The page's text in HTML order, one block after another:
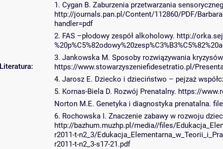
Literatura:
1. Cygan B. Zaburzenia przetwarzania
http://journals.pan.pl/Content/112860/PDF/
handler=pdf
2. FAS –płodowy zespół alkoholowy. http://
3. Jankowska M. Sposoby rozwiązywania
https://www.stowarzyszeniefidesetratio.pl/
4. Jarosz E. Dziecko i dzieciństwo – pejzaż
5. Kornas-Biela D. Rozwój Prenatalny. https://
Norton M.E. Genetyka i diagnostyka prenatalna.
6. Rochowska I. Znaczenie zabawy w rozwoju
http://bazhum.muzhp.pl/media//files/
r2011-t-n2_3/
r2011-t-n2_3-s17-21.pdf